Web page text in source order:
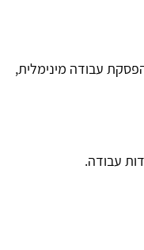
עבודה מינימלית,
עבודה.